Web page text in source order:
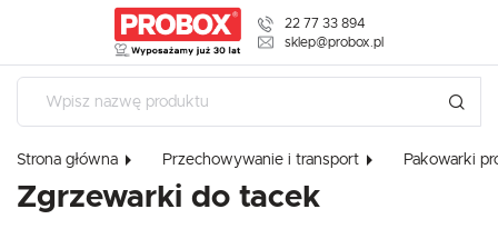
22 77 33 894
sklep@probox.pl
Strona główna Przechowywanie i transport Pakowarki
Zgrzewarki do tacek
dowolnym momencie możesz dokonać zmiany swoich ustawień.
USTAWIENIA REGIONALNE
Lokalizacja
Polska
polski